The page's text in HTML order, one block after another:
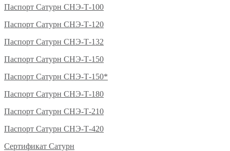
Паспорт Сатурн СНЭ-Т-100
Паспорт Сатурн СНЭ-Т-120
Паспорт Сатурн СНЭ-Т-132
Паспорт Сатурн СНЭ-Т-150
Паспорт Сатурн СНЭ-Т-150*
Паспорт Сатурн СНЭ-Т-180
Паспорт Сатурн СНЭ-Т-210
Паспорт Сатурн СНЭ-Т-420
Сертификат Сатурн